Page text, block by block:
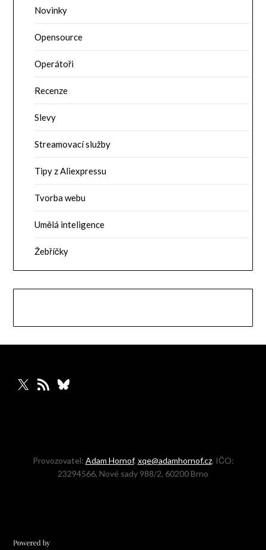
Novinky
Opensource
Operátoři
Recenze
Slevy
Streamovací služby
Tipy z Aliexpressu
Tvorba webu
Umělá inteligence
Žebříčky
X RSS zdrojBluesky
Provozovatel: Adam Hornof, xqe@adamhornof.cz, IČO:
23294566, Nové sady 988/2, 60200 Brno